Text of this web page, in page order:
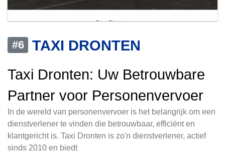
#6
TAXI DRONTEN
Taxi Dronten: Uw Betrouwbare
Partner voor Personenvervoer
In de wereld van personenvervoer is het belangrijk om een
dienstverlener te vinden die betrouwbaar, efficiënt en
klantgericht is. Taxi Dronten is zo'n dienstverlener, actief
sinds 2010 en biedt